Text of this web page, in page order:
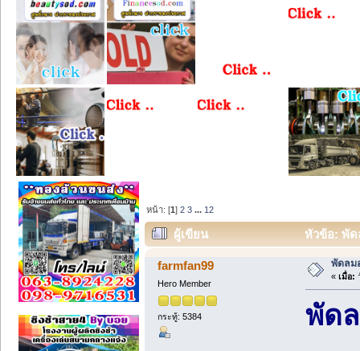
หน้า: [1]2 3 ... 12
ผู้เขียน หัวข้อ: พัด
farmfan99
Hero Member
กระทู้: 5384
พัดลม
« เมื่อ:
พัด